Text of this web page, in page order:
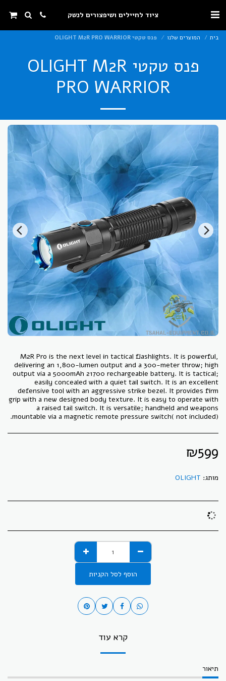
ציוד לחיילים ושיפצורים לנשק
בית המוצרים שלנו פנס טקטי OLIGHT M2R PRO WARRIOR
פנס טקטי OLIGHT M2R
PRO WARRIOR
M2R Pro is the next level in tactical flashlights. It is powerful,
delivering an 1,800-lumen output and a 300-meter throw; high
output via a 5000mAh 21700 rechargeable battery. It is tactical;
easily concealed with a quiet tail switch. It is an excellent
defensive tool with an aggressive strike bezel. It provides firm
grip with a new designed body texture. It is easy to operate with
a raised tail switch. It is versatile; handheld and weapons
mountable via a magnetic remote pressure switch( not included).
₪599
מותג: OLIGHT
הוסף לסל הקניות
קרא עוד
תיאור